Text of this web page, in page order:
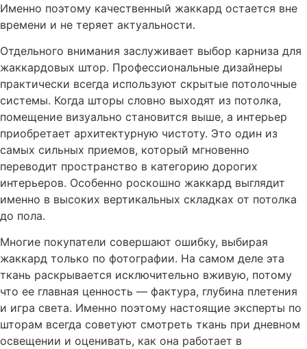
Именно поэтому качественный жаккард остается вне
времени и не теряет актуальности.
Отдельного внимания заслуживает выбор карниза для
жаккардовых штор. Профессиональные дизайнеры
практически всегда используют скрытые потолочные
системы. Когда шторы словно выходят из потолка,
помещение визуально становится выше, а интерьер
приобретает архитектурную чистоту. Это один из
самых сильных приемов, который мгновенно
переводит пространство в категорию дорогих
интерьеров. Особенно роскошно жаккард выглядит
именно в высоких вертикальных складках от потолка
до пола.
Многие покупатели совершают ошибку, выбирая
жаккард только по фотографии. На самом деле эта
ткань раскрывается исключительно вживую, потому
что ее главная ценность — фактура, глубина плетения
и игра света. Именно поэтому настоящие эксперты по
шторам всегда советуют смотреть ткань при дневном
освещении и оценивать, как она работает в